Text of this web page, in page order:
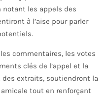
les appels des
à l’aise pour parler
commentaires, les votes
clés de l’appel et la
des extraits, soutiendront la
tout en renforçant